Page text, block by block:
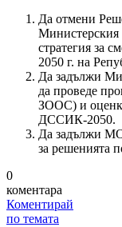
Да отмени
Министерския
стратегия за
2050 г. на
Да задължи
да проведе
ЗООС) и
ДССИК-2050.
Да задължи
за решенията
0
коментара
Коментирай
по темата